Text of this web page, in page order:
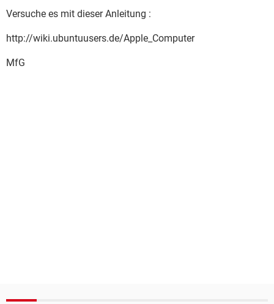
Versuche es mit dieser Anleitung :
http://wiki.ubuntuusers.de/Apple_Computer
MfG